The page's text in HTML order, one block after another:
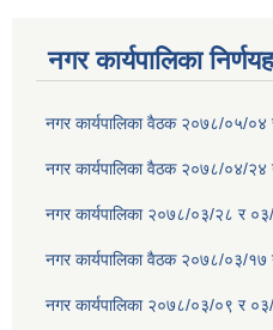
नगर कार्यपालिका
नगर कार्यपालिका वैठक २०७८/०५/
नगर कार्यपालिका वैठक २०७८/०४/
नगर कार्यपालिका २०७८/०३/२८ र
नगर कार्यपालिका वैठक २०७८/०३/
नगर कार्यपालिका २०७८/०३/०९ र